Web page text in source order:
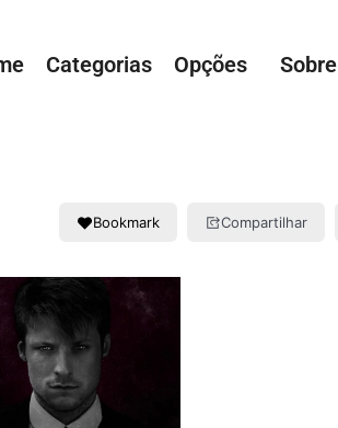
Categorias Opções Sobre
Bookmark Compartilhar